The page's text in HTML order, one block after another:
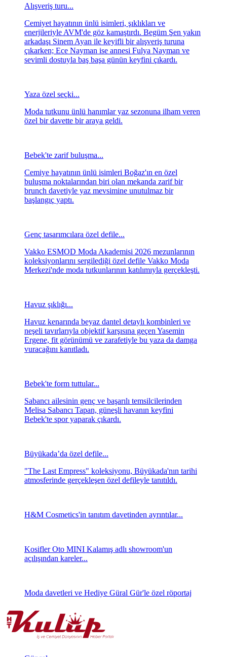
Alışveriş turu...
Cemiyet hayatının ünlü isimleri, şıklıkları ve
enerjileriyle AVM'de göz kamaştırdı. Begüm Şen yakın
arkadaşı Sinem Ayan ile keyifli bir alışveriş turuna
çıkarken; Ece Nayman ise annesi Fulya Nayman ve
sevimli dostuyla baş başa günün keyfini çıkardı.
Yaza özel seçki...
Moda tutkunu ünlü hanımlar yaz sezonuna ilham veren
özel bir davette bir araya geldi.
Bebek'te zarif buluşma...
Cemiye hayatının ünlü isimleri Boğaz'ın en özel
buluşma noktalarından biri olan mekanda zarif bir
brunch davetiyle yaz mevsimine unutulmaz bir
başlangıç yaptı.
Genç tasarımcılara özel defile...
Vakko ESMOD Moda Akademisi 2026 mezunlarının
koleksiyonlarını sergilediği özel defile Vakko Moda
Merkezi'nde moda tutkunlarının katılımıyla gerçekleşti.
Havuz şıklığı...
Havuz kenarında beyaz dantel detaylı kombinleri ve
neşeli tavırlarıyla objektif karşısına geçen Yasemin
Ergene, fit görünümü ve zarafetiyle bu yaza da damga
vuracağını kanıtladı.
Bebek'te form tuttular...
Sabancı ailesinin genç ve başarılı temsilcilerinden
Melisa Sabancı Tapan, güneşli havanın keyfini
Bebek'te spor yaparak çıkardı.
Büyükada’da özel defile...
"The Last Empress" koleksiyonu, Büyükada'nın tarihi
atmosferinde gerçekleşen özel defileyle tanıtıldı.
H&M Cosmetics'in tanıtım davetinden ayrıntılar...
Kosifler Oto MINI Kalamış adlı showroom'un
açılışından kareler...
Moda davetleri ve Hediye Güral Gür'le özel röportaj